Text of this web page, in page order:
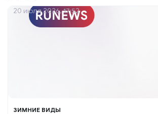
ЗИМНИЕ ВИДЫ
20 июля 2026, 17:52